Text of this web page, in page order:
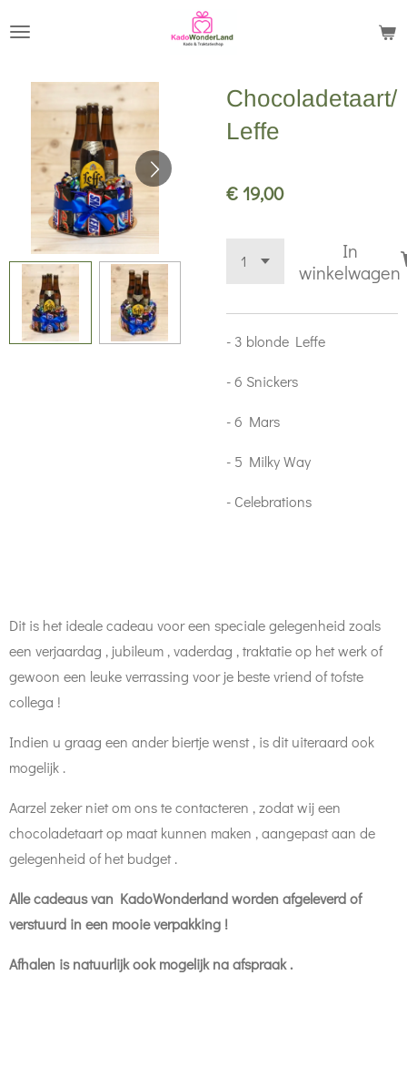
hoofdinhoud
Chocoladetaart/
Leffe
€ 19,00
In
winkelwagen
- 3 blonde Leffe
- 6 Snickers
- 6 Mars
- 5 Milky Way
- Celebrations
Dit is het ideale cadeau voor een speciale gelegenheid zoals
een verjaardag , jubileum , vaderdag , traktatie op het werk of
gewoon een leuke verrassing voor je beste vriend of tofste
collega !
Indien u graag een ander biertje wenst , is dit uiteraard ook
mogelijk .
Aarzel zeker niet om ons te contacteren , zodat wij een
chocoladetaart op maat kunnen maken , aangepast aan de
gelegenheid of het budget .
Alle cadeaus van KadoWonderland worden afgeleverd of
verstuurd in een mooie verpakking !
Afhalen is natuurlijk ook mogelijk na afspraak .